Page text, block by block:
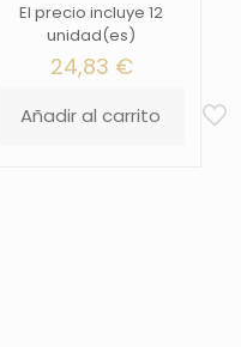
El precio incluye 12
unidad(es)
24,83 €
Añadir al carrito